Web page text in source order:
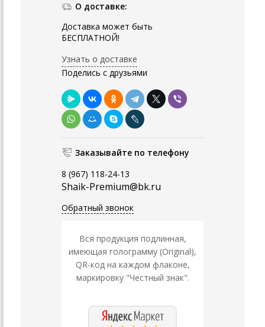
О доставке:
Доставка может быть
БЕСПЛАТНОЙ!
Узнать о доставке
Поделись с друзьями
Заказывайте по телефону
8 (967) 118-24-13
Shaik-Premium@bk.ru
Обратный звонок
Вся продукция подлинная,
имеющая голограмму (Original),
QR-код на каждом флаконе,
маркировку "Честный знак".